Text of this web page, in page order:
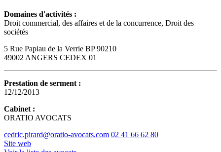
Domaines d'activités :
Droit commercial, des affaires et de la concurrence, Droit des
sociétés
5 Rue Papiau de la Verrie BP 90210
49002 ANGERS CEDEX 01
Prestation de serment :
12/12/2013
Cabinet :
ORATIO AVOCATS
cedric.pirard@oratio-avocats.com 02 41 66 62 80
Site web